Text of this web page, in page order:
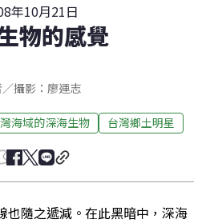
年10月21日
物的感覺
／攝影：廖運志
海域的深海生物 台灣鄉土明星
也隨之遞減。在此黑暗中，深海